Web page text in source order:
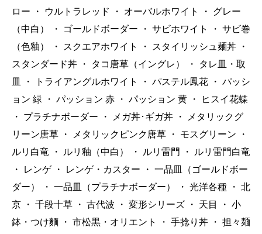
ロー
・ ウルトラレッド ・ オーバルホワイト ・
グレー
（中白）
・ ゴールドボーダー ・ サビホワイト ・ サビ巻
（色釉）
・ スクエアホワイト ・ スタイリッシュ麺丼
・
スタンダード丼
・ タコ唐草（イングレ） ・
タレ皿・取
皿
・ トライアングルホワイト ・ パステル鳳花 ・ パッシ
ョン 緑
・ パッション 赤 ・ パッション 黄 ・
ヒスイ花蝶
・
プラチナボーダー ・ メガ丼･ギガ丼 ・
メタリックグ
リーン唐草
・ メタリックピンク唐草 ・ モスグリーン
・
ルリ白竜
・ ルリ釉（中白） ・ ルリ雷門 ・
ルリ雷門白竜
・
レンゲ ・ レンゲ・カスター ・ 一品皿（ゴールドボー
ダー）
・ 一品皿（プラチナボーダー） ・ 光洋各種 ・ 北
京
・ 千段十草 ・ 古代波 ・ 変形シリーズ ・ 天目 ・ 小
鉢・つけ麵
・ 市松黒・オリエント ・ 手捻り丼 ・ 担々麺